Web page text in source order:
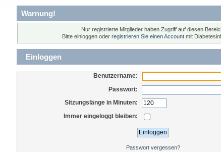
Warnung!
Nur registrierte Mitglieder haben Zugriff auf diesen
Bitte einloggen oder registrieren Sie einen Accountmit
Einloggen
Benutzername:
Passwort:
Sitzungslänge in Minuten:
Immer eingeloggt bleiben:
Passwort vergessen?